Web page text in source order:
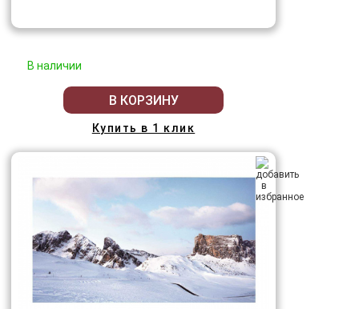
В наличии
В КОРЗИНУ
Купить в 1 клик